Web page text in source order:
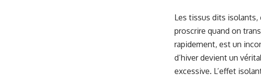
Les tissus dits isolants,
proscrire quand on
rapidement, est un
d’hiver devient un
excessive. L’effet